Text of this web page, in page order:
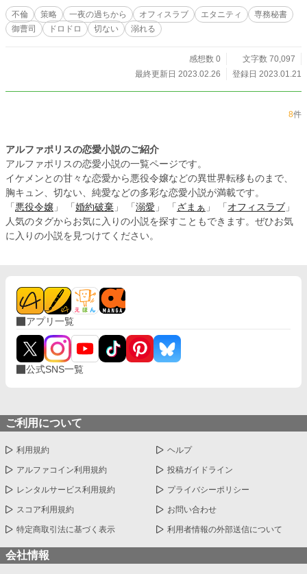
不倫 策略 一夜の過ちから オフィスラブ エタニティ
専務秘書
御曹司
ドロドロ 切ない 溺れる
感想数 0
文字数 70,097
最終更新日 2023.02.26
登録日 2023.01.21
8件
アルファポリスの恋愛小説のご紹介
アルファポリスの恋愛小説の一覧ページです。
イケメンとの甘々な恋愛から悪役令嬢などの異世界転移ものまで、
胸キュン、切ない、純愛などの多彩な恋愛小説が満載です。
「 悪役令嬢 」 「 婚約破棄 」 「 溺愛 」 「 ざまぁ 」 「 オフィスラブ 」
人気のタグからお気に入りの小説を探すこともできます。ぜひお気
に入りの小説を見つけてください。
アプリ一覧
公式SNS一覧
ご利用について
利用規約 ヘルプ
アルファコイン利用規約 投稿ガイドライン
レンタルサービス利用規約 プライバシーポリシー
スコア利用規約 お問い合わせ
特定商取引法に基づく表示 利用者情報の外部送信について
会社情報